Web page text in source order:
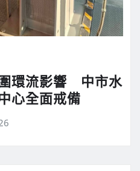
環流影響 中市水
心全面戒備